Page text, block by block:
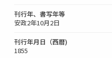
刊行年、書写年等
安政2年10月2日
刊行年月日（西暦)
1855